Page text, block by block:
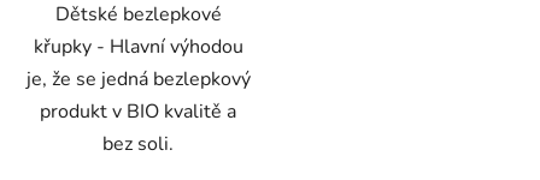
Dětské bezlepkové
křupky - Hlavní výhodou
je, že se jedná bezlepkový
produkt v BIO kvalitě a
bez soli.